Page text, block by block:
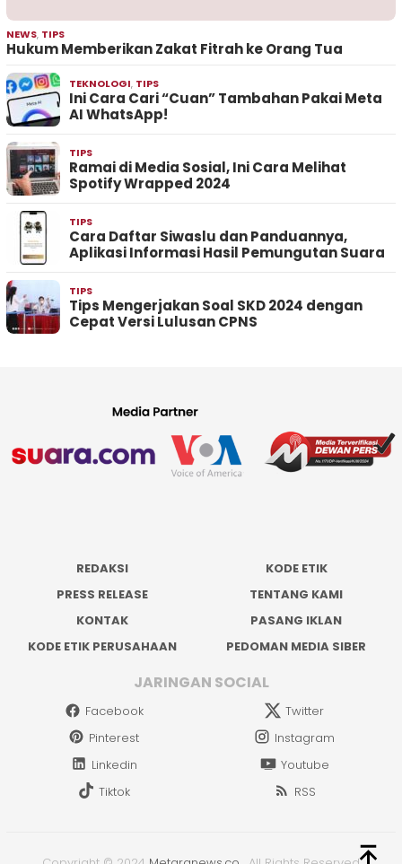
NEWS, TIPS
Hukum Memberikan Zakat Fitrah ke Orang Tua
TEKNOLOGI, TIPS
Ini Cara Cari “Cuan” Tambahan Pakai Meta
AI WhatsApp!
TIPS
Ramai di Media Sosial, Ini Cara Melihat
Spotify Wrapped 2024
TIPS
Cara Daftar Siwaslu dan Panduannya,
Aplikasi Informasi Hasil Pemungutan Suara
TIPS
Tips Mengerjakan Soal SKD 2024 dengan
Cepat Versi Lulusan CPNS
REDAKSI
KODE ETIK
PRESS RELEASE
TENTANG KAMI
KONTAK
PASANG IKLAN
KODE ETIK PERUSAHAAN
PEDOMAN MEDIA SIBER
JARINGAN SOCIAL
Facebook
Twitter
Pinterest
Instagram
Linkedin
Youtube
Tiktok
RSS